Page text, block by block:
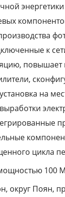
к
на
цикла
100
округ Поян,